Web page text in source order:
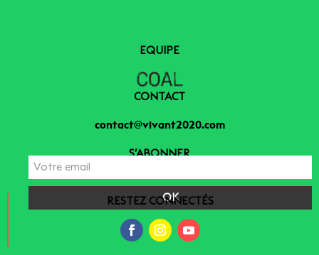
EQUIPE
CONTACT
contact@vivant2020.com
S’ABONNER
RESTEZ CONNECTÉS